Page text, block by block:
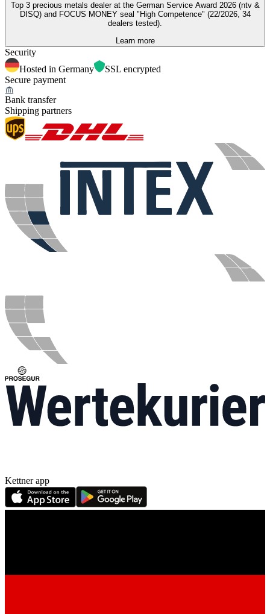
Top 3 precious metals dealer at the German Service Award 2026 (ntv &
DISQ) and FOCUS MONEY seal "High Competence" (22/2026, 34
dealers tested).
Learn more
Security
Hosted in Germany
SSL encrypted
Secure payment
Bank transfer
Shipping partners
Kettner app